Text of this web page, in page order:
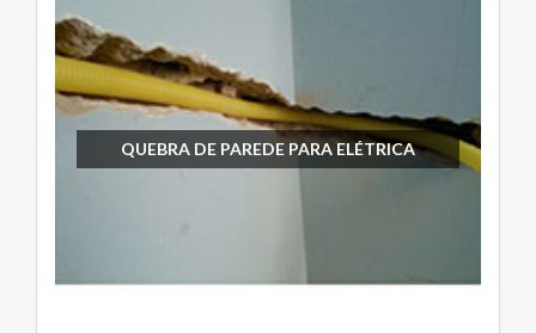
QUEBRA DE PAREDE PARA ELÉTRICA